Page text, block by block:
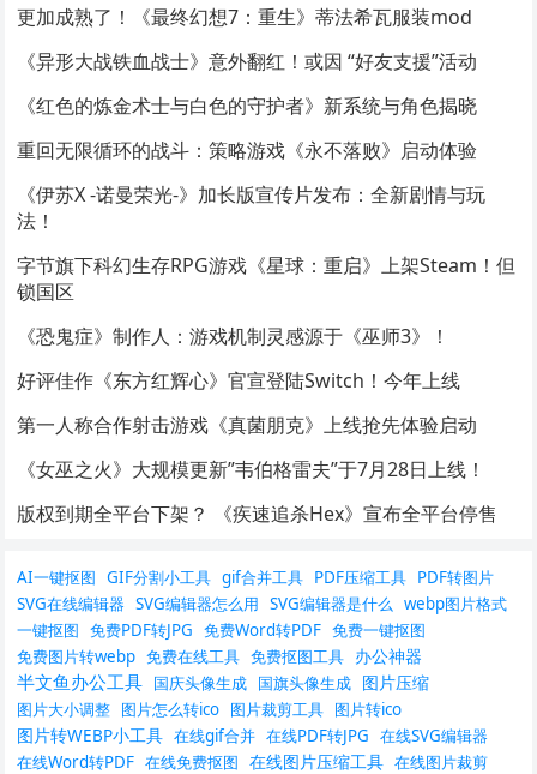
更加成熟了！《最终幻想7：重生》蒂法希瓦服装mod
《异形大战铁血战士》意外翻红！或因 “好友支援”活动
《红色的炼金术士与白色的守护者》新系统与角色揭晓
重回无限循环的战斗：策略游戏《永不落败》启动体验
《伊苏X -诺曼荣光-》加长版宣传片发布：全新剧情与玩
法！
字节旗下科幻生存RPG游戏《星球：重启》上架Steam！但
锁国区
《恐鬼症》制作人：游戏机制灵感源于《巫师3》！
好评佳作《东方红辉心》官宣登陆Switch！今年上线
第一人称合作射击游戏《真菌朋克》上线抢先体验启动
《女巫之火》大规模更新”韦伯格雷夫”于7月28日上线！
版权到期全平台下架？ 《疾速追杀Hex》宣布全平台停售
AI一键抠图 GIF分割小工具 gif合并工具 PDF压缩工具 PDF转图片
SVG在线编辑器 SVG编辑器怎么用 SVG编辑器是什么 webp图片格式
一键抠图 免费PDF转JPG 免费Word转PDF 免费一键抠图
免费图片转webp 免费在线工具 免费抠图工具 办公神器
半文鱼办公工具 国庆头像生成 国旗头像生成 图片压缩
图片大小调整 图片怎么转ico 图片裁剪工具 图片转ico
图片转WEBP小工具 在线gif合并 在线PDF转JPG 在线SVG编辑器
在线Word转PDF 在线免费抠图 在线图片压缩工具 在线图片裁剪